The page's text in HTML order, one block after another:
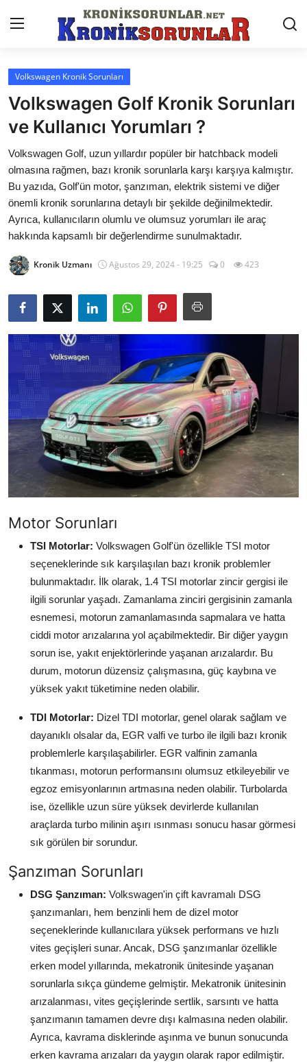
Anasayfa
Markalar
İletişim
Trafik & Cezalar
Sigorta & Kasko
Vergi & ÖTV & MTV
Muayene & Ruhsat
Sorgulamalar
Bakım & Arıza Çözümleri
Elektrikli & Hibrit
Kiralama & Filo
Sürüş & Güvenlik
Lastik & Jant
LPG & Yakıt
Elektrik & Akü
Klima & Konfor
Aydınlatma & Görüş
Şanzıman & Aktarma
Dizel Sistemler
Multimedya & Elektronik
Volkswagen Kronik Sorunları
Volkswagen Golf Kronik Sorunları
ve Kullanıcı Yorumları ?
Volkswagen Golf, uzun yıllardır popüler bir hatchback modeli
olmasına rağmen, bazı kronik sorunlarla karşı karşıya kalmıştır.
Bu yazıda, Golf'ün motor, şanzıman, elektrik sistemi ve diğer
önemli kronik sorunlarına detaylı bir şekilde değinilmektedir.
Ayrıca, kullanıcıların olumlu ve olumsuz yorumları ile araç
hakkında kapsamlı bir değerlendirme sunulmaktadır.
Kronik Uzmanı Ağustos 29, 2024 - 19:25 0 423
Motor Sorunları
TSI Motorlar: Volkswagen Golf'ün özellikle TSI motor
seçeneklerinde sık karşılaşılan bazı kronik problemler
bulunmaktadır. İlk olarak, 1.4 TSI motorlar zincir gergisi ile
ilgili sorunlar yaşadı. Zamanlama zinciri gergisinin zamanla
esnemesi, motorun zamanlamasında sapmalara ve hatta
ciddi motor arızalarına yol açabilmektedir. Bir diğer yaygın
sorun ise, yakıt enjektörlerinde yaşanan arızalardır. Bu
durum, motorun düzensiz çalışmasına, güç kaybına ve
yüksek yakıt tüketimine neden olabilir.
TDI Motorlar: Dizel TDI motorlar, genel olarak sağlam ve
dayanıklı olsalar da, EGR valfi ve turbo ile ilgili bazı kronik
problemlerle karşılaşabilirler. EGR valfinin zamanla
tıkanması, motorun performansını olumsuz etkileyebilir ve
egzoz emisyonlarının artmasına neden olabilir. Turbolarda
ise, özellikle uzun süre yüksek devirlerde kullanılan
araçlarda turbo milinin aşırı ısınması sonucu hasar görmesi
sık görülen bir sorundur.
Şanzıman Sorunları
DSG Şanzıman: Volkswagen'in çift kavramalı DSG
şanzımanları, hem benzinli hem de dizel motor
seçeneklerinde kullanıcılara yüksek performans ve hızlı
vites geçişleri sunar. Ancak, DSG şanzımanlar özellikle
erken model yıllarında, mekatronik ünitesinde yaşanan
sorunlarla sıkça gündeme gelmiştir. Mekatronik ünitesinin
arızalanması, vites geçişlerinde sertlik, sarsıntı ve hatta
şanzımanın tamamen devre dışı kalmasına neden olabilir.
Ayrıca, kavrama disklerinde aşınma ve bunun sonucunda
erken kavrama arızaları da yaygın olarak rapor edilmiştir.